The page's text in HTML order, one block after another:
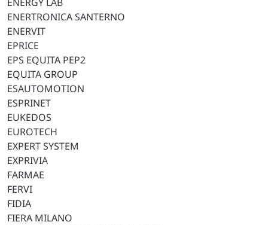
ENERTRONICA SANTERNO
ENERVIT
EPRICE
EPS EQUITA PEP2
EQUITA GROUP
ESAUTOMOTION
ESPRINET
EUKEDOS
EUROTECH
EXPERT SYSTEM
EXPRIVIA
FARMAE
FERVI
FIDIA
FIERA MILANO